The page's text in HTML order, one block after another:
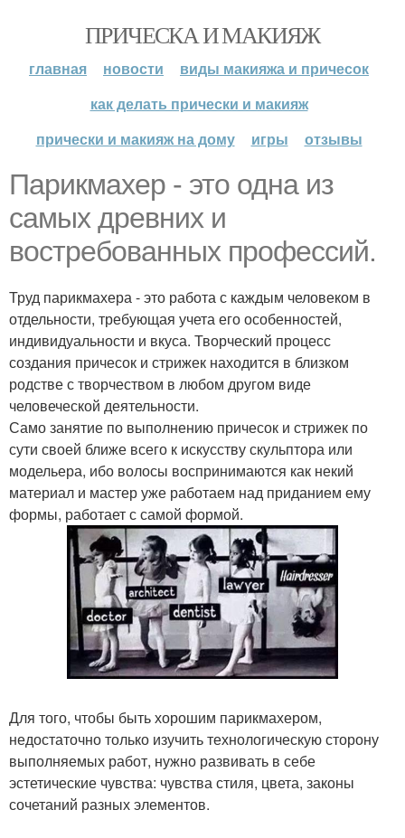
ПРИЧЕСКА И МАКИЯЖ
главная новости
виды макияжа и причесок
как делать прически и макияж
прически и макияж на дому
игры отзывы
Парикмахер - это одна из
самых древних и
востребованных профессий.
Труд парикмахера - это работа с каждым человеком в
отдельности, требующая учета его особенностей,
индивидуальности и вкуса. Творческий процесс
создания причесок и стрижек находится в близком
родстве с творчеством в любом другом виде
человеческой деятельности.
Само занятие по выполнению причесок и стрижек по
сути своей ближе всего к искусству скульптора или
модельера, ибо волосы воспринимаются как некий
материал и мастер уже работаем над приданием ему
формы, работает с самой формой.
Для того, чтобы быть хорошим парикмахером,
недостаточно только изучить технологическую сторону
выполняемых работ, нужно развивать в себе
эстетические чувства: чувства стиля, цвета, законы
сочетаний разных элементов.